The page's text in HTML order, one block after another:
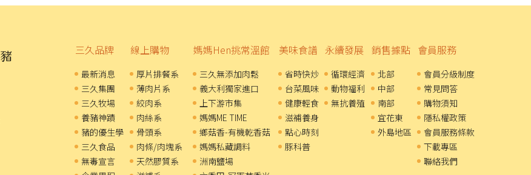
三久品牌
最新消息
三久集團
三久牧場
養豬神蹟
豬的優生學
三久食品
無毒宣言
線上購物
厚片排餐系
薄肉片系
絞肉系
肉絲系
骨頭系
肉條/肉塊系
天然膠質系
媽媽Hen挑常溫館
三久無添加肉鬆
義大利獨家進口
上下游市集
媽媽ME TIME
鄉菇香-有機乾香菇
媽媽私藏調料
洲南鹽場
美味食譜
省時快炒
台菜風味
健康輕食
滋補養身
點心時刻
豚科普
永續發展
循環經濟
動物福利
無抗養殖
銷售據點
北部
中部
南部
宜花東
外島地區
會員服務
會員分級制度
常見問答
購物須知
隱私權政策
會員服務條款
下載專區
聯絡我們